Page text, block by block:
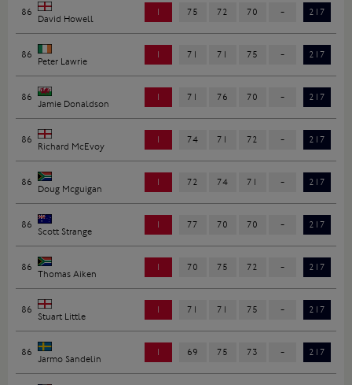
86
David Howell
1 75 72 70 - 217
86
Peter Lawrie
1 71 71 75 - 217
86
Jamie Donaldson
1 71 76 70 - 217
86
Richard McEvoy
1 74 71 72 - 217
86
Doug Mcguigan
1 72 74 71 - 217
86
Scott Strange
1 77 70 70 - 217
86
Thomas Aiken
1 70 75 72 - 217
86
Stuart Little
1 71 71 75 - 217
86
Jarmo Sandelin
1 69 75 73 - 217